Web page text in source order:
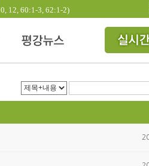
12, 60:1-3, 62:1-2)